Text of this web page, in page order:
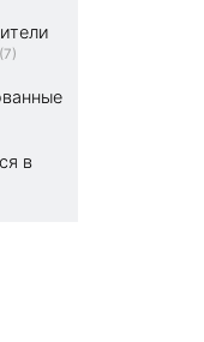
(7)
в